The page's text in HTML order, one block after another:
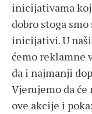
inicijativama
dobro stoga
inicijativi. U
ćemo reklamne
da i najmanji
Vjerujemo da
ove akcije i